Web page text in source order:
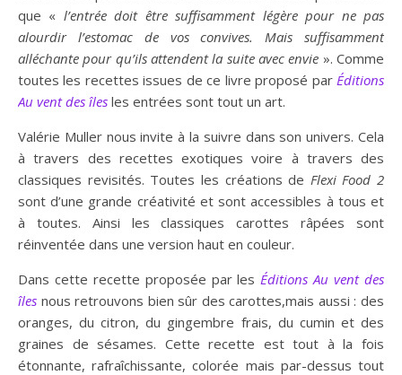
que « l’entrée doit être suffisamment légère pour ne pas
alourdir l’estomac de vos convives. Mais suffisamment
alléchante pour qu’ils attendent la suite avec envie ». Comme
toutes les recettes issues de ce livre proposé par Éditions
Au vent des îles les entrées sont tout un art.
Valérie Muller nous invite à la suivre dans son univers. Cela
à travers des recettes exotiques voire à travers des
classiques revisités. Toutes les créations de Flexi Food 2
sont d’une grande créativité et sont accessibles à tous et
à toutes. Ainsi les classiques carottes râpées sont
réinventée dans une version haut en couleur.
Dans cette recette proposée par lesÉditions Au vent des
îles nous retrouvons bien sûr des carottes,mais aussi : des
oranges, du citron, du gingembre frais, du cumin et des
graines de sésames. Cette recette est tout à la fois
étonnante, rafraîchissante, colorée mais par-dessus tout